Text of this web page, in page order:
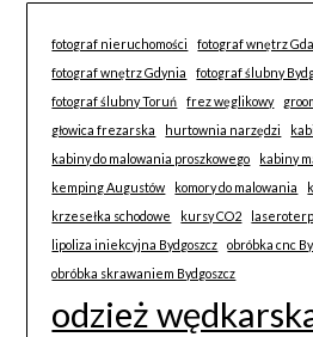
fotograf nieruchomości
fotograf wnętrz
fotograf wnętrz Gdynia
fotograf ślubny
fotograf ślubny Toruń
frez węglikowy
głowica frezarska
hurtownia narzędzi
kabiny do malowania proszkowego
kabiny
kemping Augustów
komory do malowania
krzesełka schodowe
kursy CO2
lipoliza iniekcyjna Bydgoszcz
obróbka cnc
obróbka skrawaniem Bydgoszcz
odzież